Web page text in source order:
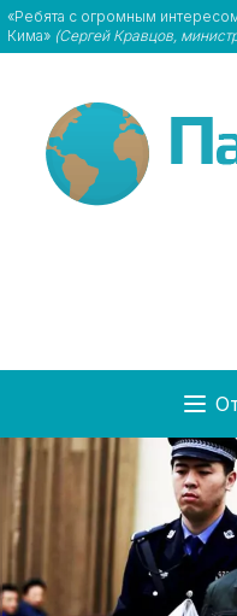
«Ребята с огромным
Кима» (Сергей Кравцов,